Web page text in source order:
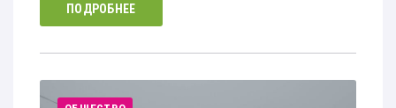
ПОДРОБНЕЕ